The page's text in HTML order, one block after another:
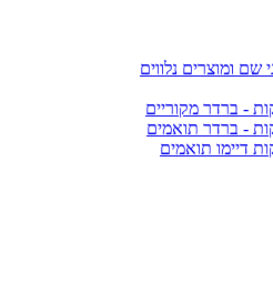
שם ומוצרים נלווים
- ברדר מקוריים
- ברדר תואמים
דיימו תואמים